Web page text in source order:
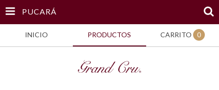
PUCARÁ
INICIO PRODUCTOS CARRITO 0